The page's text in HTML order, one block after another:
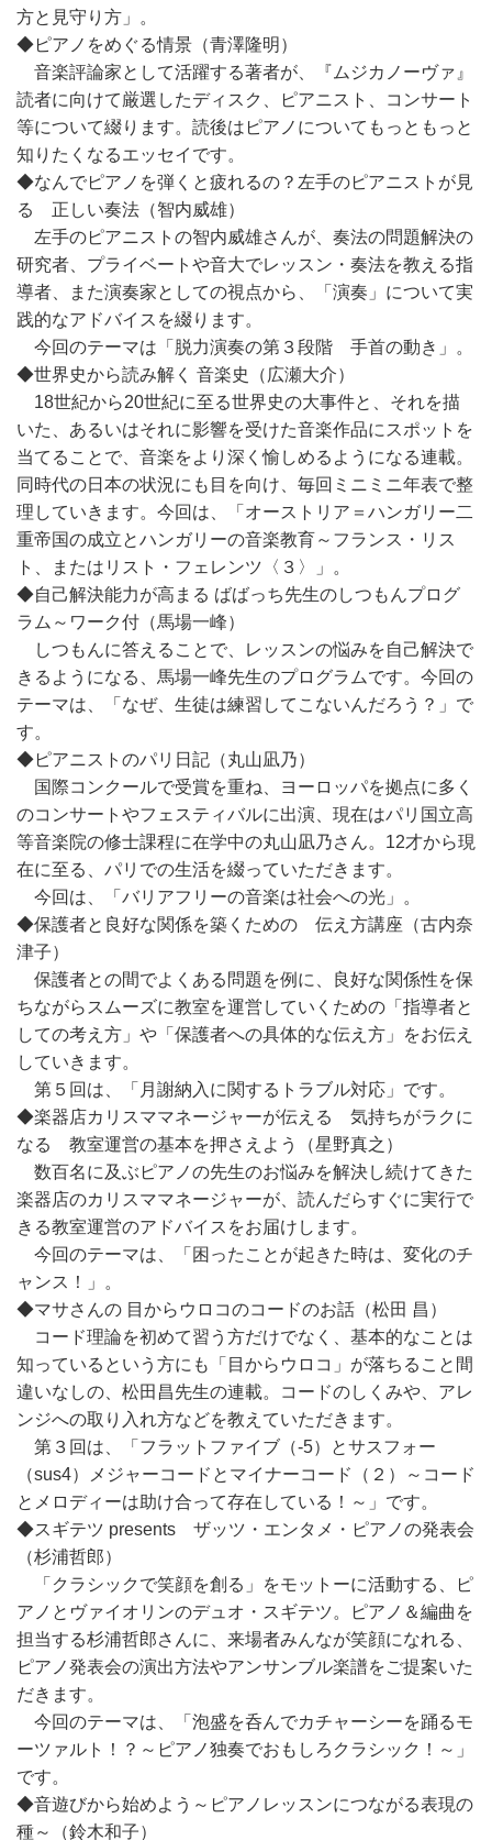
方と見守り方」。
◆ピアノをめぐる情景（青澤隆明）
音楽評論家として活躍する著者が、『ムジカノーヴァ』
読者に向けて厳選したディスク、ピアニスト、コンサート
等について綴ります。読後はピアノについてもっともっと
知りたくなるエッセイです。
◆なんでピアノを弾くと疲れるの？左手のピアニストが見
る 正しい奏法（智内威雄）
左手のピアニストの智内威雄さんが、奏法の問題解決の
研究者、プライベートや音大でレッスン・奏法を教える指
導者、また演奏家としての視点から、「演奏」について実
践的なアドバイスを綴ります。
今回のテーマは「脱力演奏の第３段階 手首の動き」。
◆世界史から読み解く 音楽史（広瀬大介）
18世紀から20世紀に至る世界史の大事件と、それを描
いた、あるいはそれに影響を受けた音楽作品にスポットを
当てることで、音楽をより深く愉しめるようになる連載。
同時代の日本の状況にも目を向け、毎回ミニミニ年表で整
理していきます。今回は、「オーストリア＝ハンガリー二
重帝国の成立とハンガリーの音楽教育～フランス・リス
ト、またはリスト・フェレンツ〈３〉」。
◆自己解決能力が高まる ばばっち先生のしつもんプログ
ラム～ワーク付（馬場一峰）
しつもんに答えることで、レッスンの悩みを自己解決で
きるようになる、馬場一峰先生のプログラムです。今回の
テーマは、「なぜ、生徒は練習してこないんだろう？」で
す。
◆ピアニストのパリ日記（丸山凪乃）
国際コンクールで受賞を重ね、ヨーロッパを拠点に多く
のコンサートやフェスティバルに出演、現在はパリ国立高
等音楽院の修士課程に在学中の丸山凪乃さん。12才から現
在に至る、パリでの生活を綴っていただきます。
今回は、「バリアフリーの音楽は社会への光」。
◆保護者と良好な関係を築くための 伝え方講座（古内奈
津子）
保護者との間でよくある問題を例に、良好な関係性を保
ちながらスムーズに教室を運営していくための「指導者と
しての考え方」や「保護者への具体的な伝え方」をお伝え
していきます。
第５回は、「月謝納入に関するトラブル対応」です。
◆楽器店カリスママネージャーが伝える 気持ちがラクに
なる 教室運営の基本を押さえよう（星野真之）
数百名に及ぶピアノの先生のお悩みを解決し続けてきた
楽器店のカリスママネージャーが、読んだらすぐに実行で
きる教室運営のアドバイスをお届けします。
今回のテーマは、「困ったことが起きた時は、変化のチ
ャンス！」。
◆マサさんの 目からウロコのコードのお話（松田 昌）
コード理論を初めて習う方だけでなく、基本的なことは
知っているという方にも「目からウロコ」が落ちること間
違いなしの、松田昌先生の連載。コードのしくみや、アレ
ンジへの取り入れ方などを教えていただきます。
第３回は、「フラットファイブ（-5）とサスフォー
（sus4）メジャーコードとマイナーコード（２）～コード
とメロディーは助け合って存在している！～」です。
◆スギテツ presents ザッツ・エンタメ・ピアノの発表会
（杉浦哲郎）
「クラシックで笑顔を創る」をモットーに活動する、ピ
アノとヴァイオリンのデュオ・スギテツ。ピアノ＆編曲を
担当する杉浦哲郎さんに、来場者みんなが笑顔になれる、
ピアノ発表会の演出方法やアンサンブル楽譜をご提案いた
だきます。
今回のテーマは、「泡盛を呑んでカチャーシーを踊るモ
ーツァルト！？～ピアノ独奏でおもしろクラシック！～」
です。
◆音遊びから始めよう～ピアノレッスンにつながる表現の
種～（鈴木和子）